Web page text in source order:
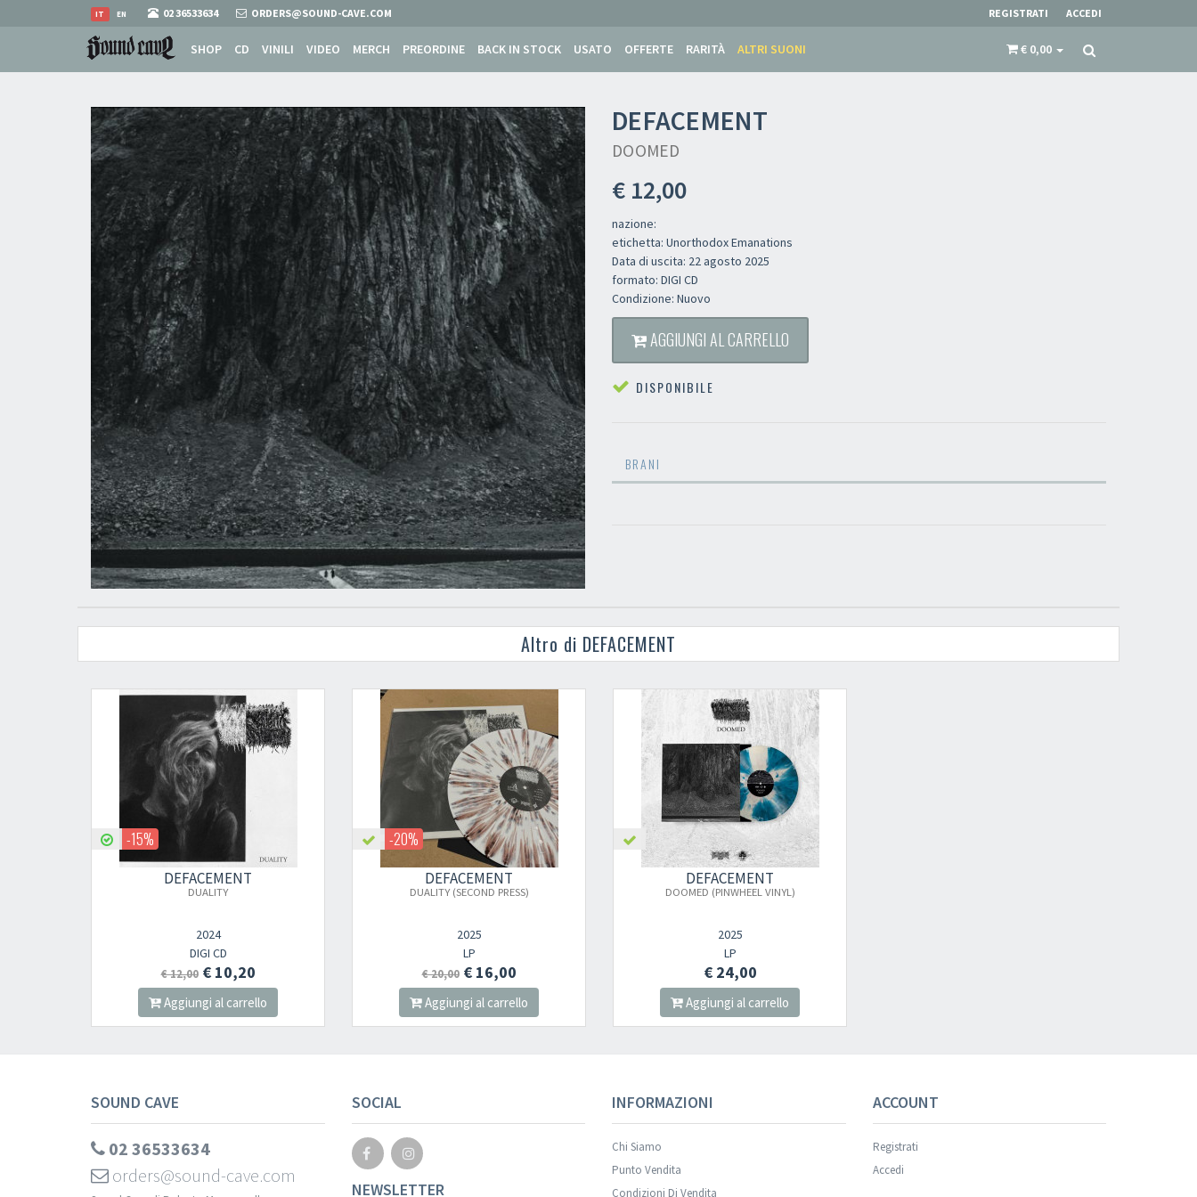
EN
IT 02 36533634 ORDERS@SOUND-CAVE.COM REGISTRATI ACCEDI
SHOP CD VINILI VIDEO MERCH PREORDINE BACK IN STOCK USATO OFFERTE RARITÀ ALTRI SUONI € 0,00
DEFACEMENT
DOOMED
€ 12,00
nazione:
etichetta: Unorthodox Emanations
Data di uscita: 22 agosto 2025
formato: DIGI CD
Condizione: Nuovo
AGGIUNGI AL CARRELLO
DISPONIBILE
BRANI
Altro di DEFACEMENT
-15%
DEFACEMENT
DUALITY
2024
DIGI CD
€ 12,00 € 10,20
Aggiungi al carrello
-20%
DEFACEMENT
DUALITY (SECOND PRESS)
2025
LP
€ 20,00 € 16,00
Aggiungi al carrello
DEFACEMENT
DOOMED (PINWHEEL VINYL)
2025
LP
€ 24,00
Aggiungi al carrello
SOUND CAVE
02 36533634
orders@sound-cave.com
SOCIAL
NEWSLETTER
INFORMAZIONI
Chi Siamo
Punto Vendita
Condizioni Di Vendita
ACCOUNT
Registrati
Accedi